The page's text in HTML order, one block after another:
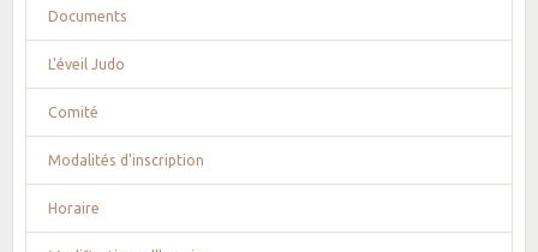
Documents
L'éveil Judo
Comité
Modalités d'inscription
Horaire